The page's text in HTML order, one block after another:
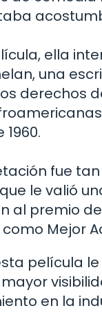
ella
una
derechos
fue
le valió
al premio
Mejor
película
en la